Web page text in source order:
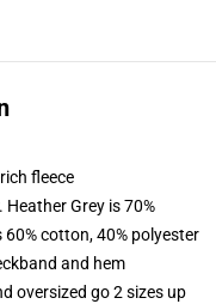
fleece
Grey is 70%
cotton, 40% polyester
and hem
oversized go 2 sizes up